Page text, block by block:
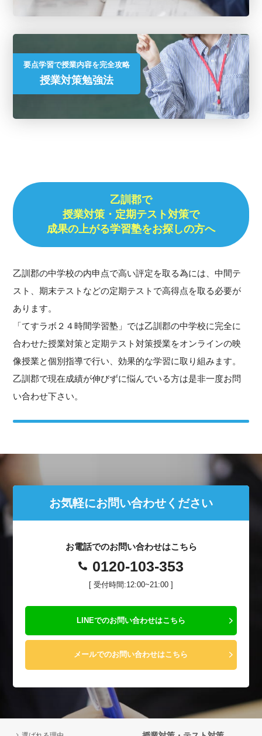
要点学習で授業内容を完全攻略
授業対策勉強法
乙訓郡で
授業対策・ 定期テスト対策で
成果の上がる学習塾をお探しの方へ
乙訓郡の中学校の内申点で高い評定を取る為には、中間テ
スト、期末テストなどの定期テストで高得点を取る必要が
あります。
「てすラボ２４時間学習塾」では乙訓郡の中学校に完全に
合わせた授業対策と定期テスト対策授業をオンラインの映
像授業と個別指導で行い、効果的な学習に取り組みます。
乙訓郡で現在成績が伸びずに悩んでいる方は是非一度お問
い合わせ下さい。
お気軽にお問い合わせください
お電話でのお問い合わせはこちら
0120-103-353
[ 受付時間:12:00~21:00 ]
LINEでのお問い合わせはこちら
メールでのお問い合わせはこちら